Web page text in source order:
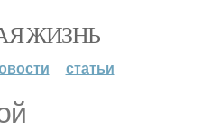
ЖИЗНЬ
статьи